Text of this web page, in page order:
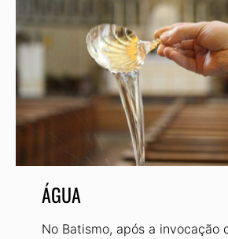
ÁGUA
No Batismo, após a invocação